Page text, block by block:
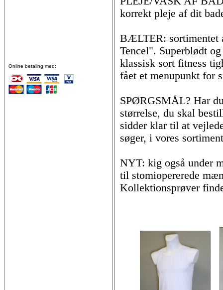
Online betaling med:
korrekt pleje af dit
BÆLTER: sortimentet
Tencel". Superblødt
klassisk sort fitness
fået et menupunkt for
SPØRGSMÅL? Har
størrelse, du skal
sidder klar til at
søger, i vores
NYT: kig også under
til stomiopererede
Kollektionsprøver